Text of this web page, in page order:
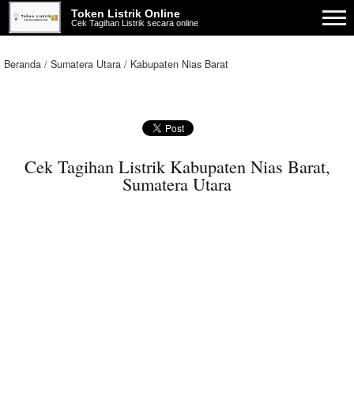
Token Listrik Online
Cek Tagihan Listrik secara online
Beranda Sumatera Utara Kabupaten Nias Barat
Cek Tagihan Listrik Kabupaten Nias Barat,
Sumatera Utara